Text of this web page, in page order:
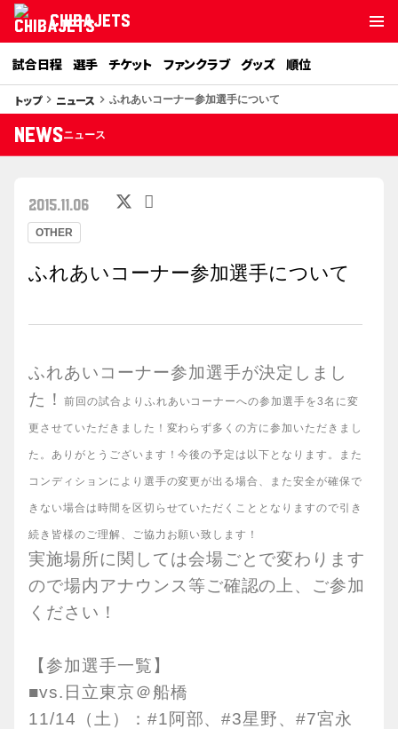
CHIBAJETS
試合日程 選手 チケット ファンクラブ グッズ 順位
トップkeyboard_arrow_right ニュース keyboard_arrow_right ふれあいコーナー参加選手について
NEWSニュース
OTHER
2015.11.06
ふれあいコーナー参加選手について
ふれあいコーナー参加選手が決定しまし
た！
前回の試合よりふれあいコーナーへの参加選手を3名に変
更させていただきました！変わらず多くの方に参加いただきまし
た。ありがとうございます！今後の予定は以下となります。また
コンディションにより選手の変更が出る場合、また安全が確保で
きない場合は時間を区切らせていただくこととなりますので引き
続き皆様のご理解、ご協力お願い致します！
実施場所に関しては会場ごとで変わります
ので場内アナウンス等ご確認の上、ご参加
ください！
【参加選手一覧】
■vs.日立東京＠船橋
11/14（土）：#1阿部、#3星野、#7宮永